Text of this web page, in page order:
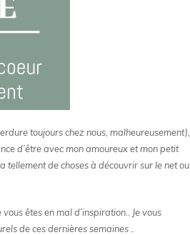
toujours chez nous, malheureusement),
d’être avec mon amoureux et mon petit
tellement de choses à découvrir sur le net ou
êtes en mal d’inspiration.. Je vous
de ces dernières semaines ..